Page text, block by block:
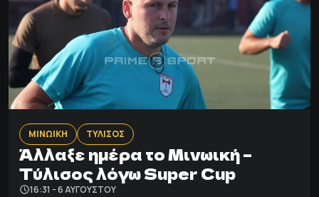
ΜΙΝΩΙΚΗ ΤΥΛΙΣΟΣ
Άλλαξε ημέρα το Μινωική –
Τύλισος λόγω Super Cup
16:31 - 6 ΑΥΓΟΎΣΤΟΥ